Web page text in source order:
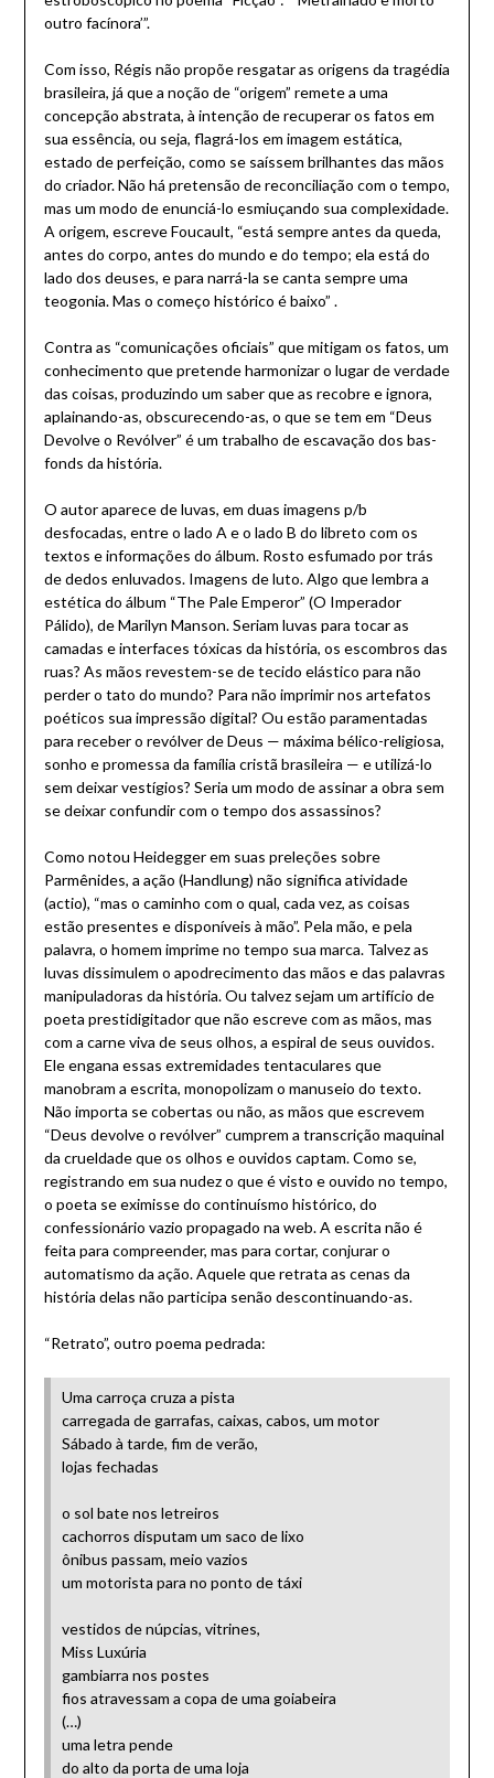
outro facínora’”.
Com isso, Régis não propõe resgatar as origens da tragédia
brasileira, já que a noção de “origem” remete a uma
concepção abstrata, à intenção de recuperar os fatos em
sua essência, ou seja, flagrá-los em imagem estática,
estado de perfeição, como se saíssem brilhantes das mãos
do criador. Não há pretensão de reconciliação com o tempo,
mas um modo de enunciá-lo esmiuçando sua complexidade.
A origem, escreve Foucault, “está sempre antes da queda,
antes do corpo, antes do mundo e do tempo; ela está do
lado dos deuses, e para narrá-la se canta sempre uma
teogonia. Mas o começo histórico é baixo” .
Contra as “comunicações oficiais” que mitigam os fatos, um
conhecimento que pretende harmonizar o lugar de verdade
das coisas, produzindo um saber que as recobre e ignora,
aplainando-as, obscurecendo-as, o que se tem em “Deus
Devolve o Revólver” é um trabalho de escavação dos bas-
fonds da história.
O autor aparece de luvas, em duas imagens p/b
desfocadas, entre o lado A e o lado B do libreto com os
textos e informações do álbum. Rosto esfumado por trás
de dedos enluvados. Imagens de luto. Algo que lembra a
estética do álbum “The Pale Emperor” (O Imperador
Pálido), de Marilyn Manson. Seriam luvas para tocar as
camadas e interfaces tóxicas da história, os escombros das
ruas? As mãos revestem-se de tecido elástico para não
perder o tato do mundo? Para não imprimir nos artefatos
poéticos sua impressão digital? Ou estão paramentadas
para receber o revólver de Deus — máxima bélico-religiosa,
sonho e promessa da família cristã brasileira — e utilizá-lo
sem deixar vestígios? Seria um modo de assinar a obra sem
se deixar confundir com o tempo dos assassinos?
Como notou Heidegger em suas preleções sobre
Parmênides, a ação (Handlung) não significa atividade
(actio), “mas o caminho com o qual, cada vez, as coisas
estão presentes e disponíveis à mão”. Pela mão, e pela
palavra, o homem imprime no tempo sua marca. Talvez as
luvas dissimulem o apodrecimento das mãos e das palavras
manipuladoras da história. Ou talvez sejam um artifício de
poeta prestidigitador que não escreve com as mãos, mas
com a carne viva de seus olhos, a espiral de seus ouvidos.
Ele engana essas extremidades tentaculares que
manobram a escrita, monopolizam o manuseio do texto.
Não importa se cobertas ou não, as mãos que escrevem
“Deus devolve o revólver” cumprem a transcrição maquinal
da crueldade que os olhos e ouvidos captam. Como se,
registrando em sua nudez o que é visto e ouvido no tempo,
o poeta se eximisse do continuísmo histórico, do
confessionário vazio propagado na web. A escrita não é
feita para compreender, mas para cortar, conjurar o
automatismo da ação. Aquele que retrata as cenas da
história delas não participa senão descontinuando-as.
“Retrato”, outro poema pedrada:
Uma carroça cruza a pista
carregada de garrafas, caixas, cabos, um motor
Sábado à tarde, fim de verão,
lojas fechadas
o sol bate nos letreiros
cachorros disputam um saco de lixo
ônibus passam, meio vazios
um motorista para no ponto de táxi
vestidos de núpcias, vitrines,
Miss Luxúria
gambiarra nos postes
fios atravessam a copa de uma goiabeira
(…)
uma letra pende
do alto da porta de uma loja